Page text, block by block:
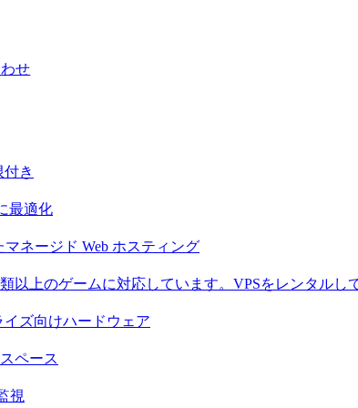
せ
き
最適化
マネージド Web ホスティング
以上のゲームに対応しています。VPSをレンタルし
ズ向けハードウェア
ペース
視